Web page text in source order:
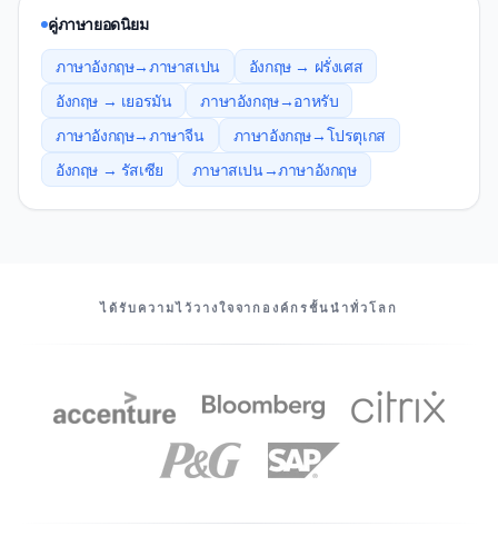
คู่ภาษายอดนิยม
ภาษาอังกฤษ→ภาษาสเปน
อังกฤษ → ฝรั่งเศส
อังกฤษ → เยอรมัน
ภาษาอังกฤษ→อาหรับ
ภาษาอังกฤษ→ภาษาจีน
ภาษาอังกฤษ→โปรตุเกส
อังกฤษ → รัสเซีย
ภาษาสเปน→ภาษาอังกฤษ
พันธมิตรของเราได้รับความไว้วางใจจากองค์กรชั้นนําทั่วโลก